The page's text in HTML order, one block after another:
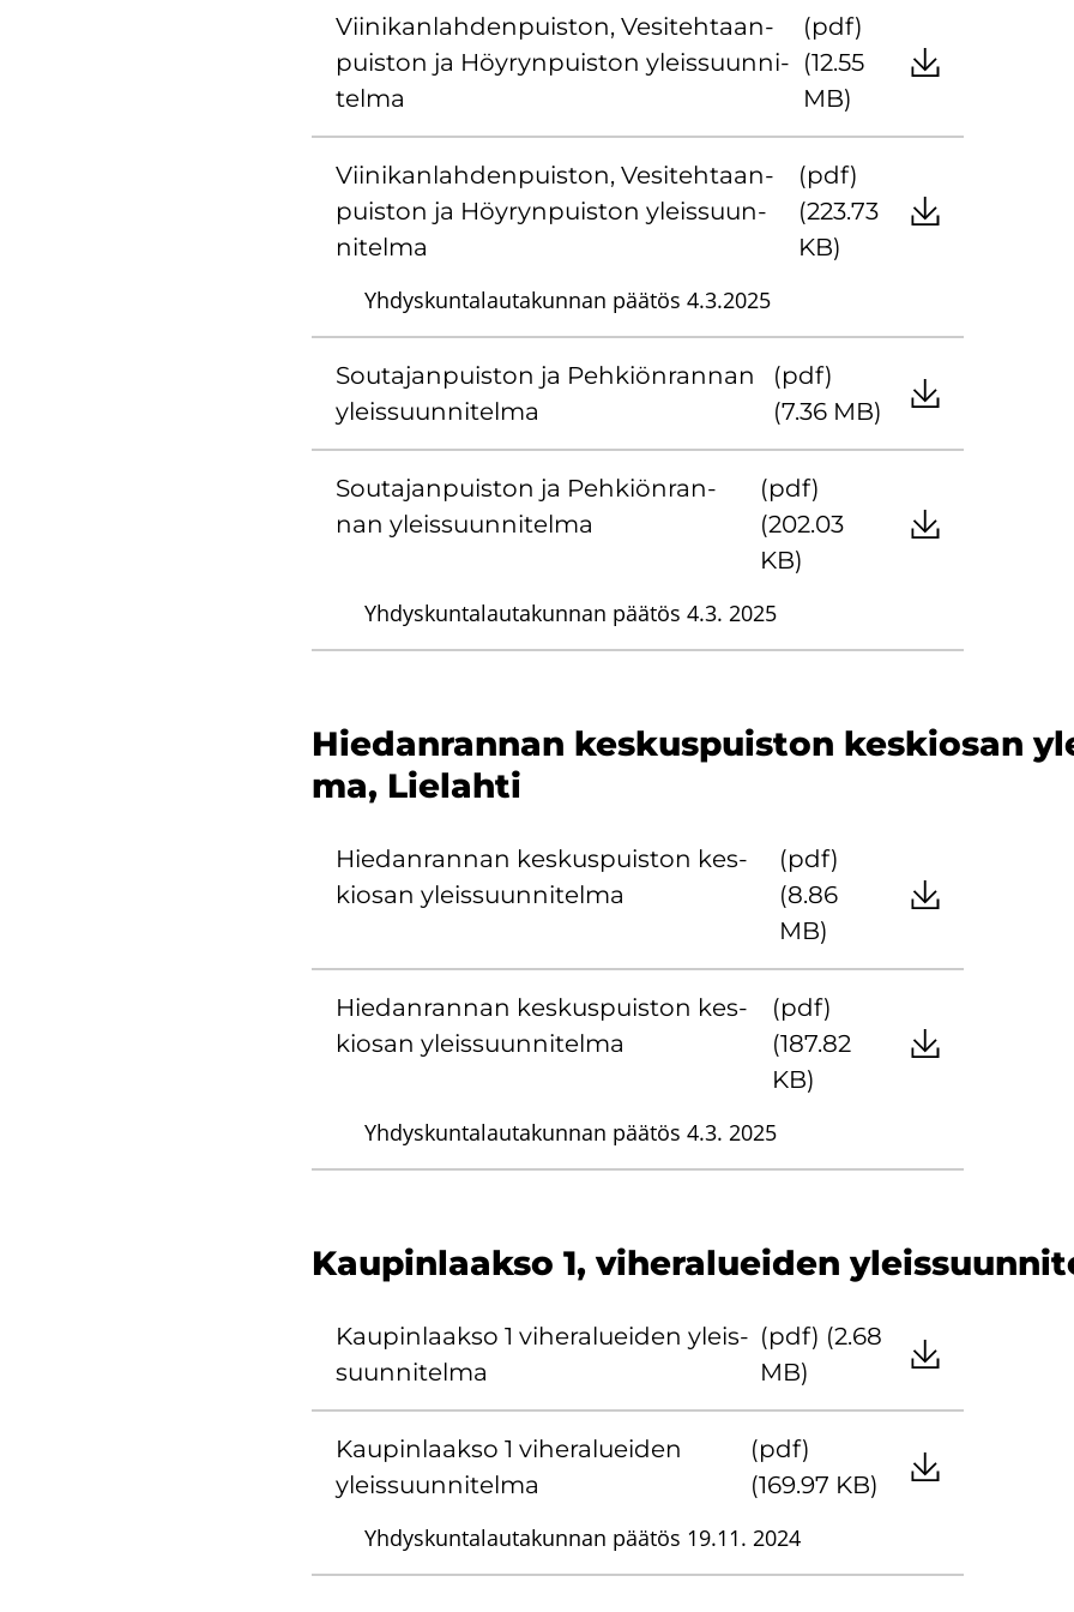
Vii­ni­kan­lah­den­puis­ton, Ve­si­teh­taan­
puis­ton ja Höy­ryn­puis­ton yleis­suun­ni­
tel­ma
(pdf)
(12.55
MB)
Vii­ni­kan­lah­den­puis­ton, Ve­si­teh­taan­
puis­ton ja Höy­ryn­puis­ton yleis­suun­
ni­tel­ma
(pdf)
(223.73
KB)
Yhdyskuntalautakunnan päätös 4.3.2025
Sou­ta­jan­puis­ton ja Peh­kiön­ran­nan
yleis­suun­ni­tel­ma
(pdf)
(7.36 MB)
Sou­ta­jan­puis­ton ja Peh­kiön­ran­
nan yleis­suun­ni­tel­ma
(pdf)
(202.03
KB)
Yhdyskuntalautakunnan päätös 4.3. 2025
Hie­dan­ran­nan kes­kus­puis­ton kes­kio­san
ma, Lie­lah­ti
Hie­dan­ran­nan kes­kus­puis­ton kes­
kio­san yleis­suun­ni­tel­ma
(pdf)
(8.86
MB)
Hie­dan­ran­nan kes­kus­puis­ton kes­
kio­san yleis­suun­ni­tel­ma
(pdf)
(187.82
KB)
Yhdyskuntalautakunnan päätös 4.3. 2025
Kau­pin­laak­so 1, vi­he­ra­luei­den
Kau­pin­laak­so 1 vi­he­ra­luei­den yleis­
suun­ni­tel­ma
(pdf) (2.68
MB)
Kau­pin­laak­so 1 vi­he­ra­luei­den
yleis­suun­ni­tel­ma
(pdf)
(169.97 KB)
Yhdyskuntalautakunnan päätös 19.11. 2024